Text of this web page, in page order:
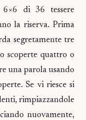
di 36 tessere
la riserva. Prima
segretamente tre
scoperte quattro o
una parola usando
Se vi riesce si
rimpiazzandole
nuovamente,